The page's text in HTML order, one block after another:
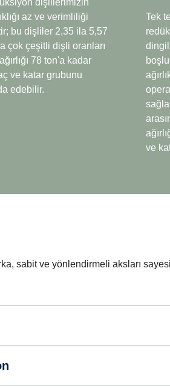
ve overdrive
sahip geniş vites oranı
daha kolay sürüşün
Geri
az ve verimliliği
bu dişliler 2,35 ila 5,57
çok çeşitli dişli oranları
78 ton'a kadar
ve katar grubunu
edebilir.
Tek
ve
sabit ve yönlendirmeli aksları